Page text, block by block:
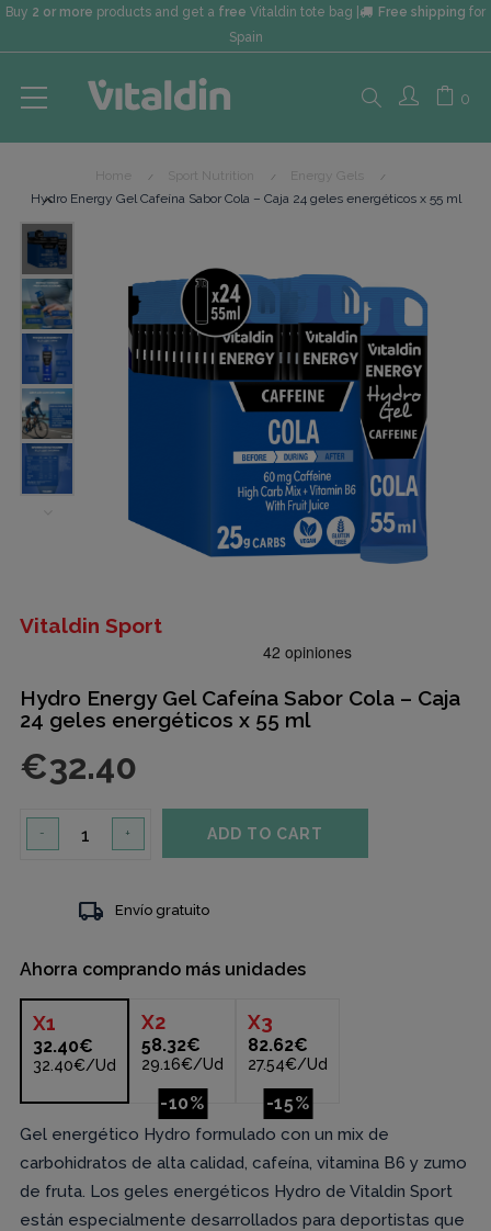
Buy 2 or more products and get a free Vitaldin tote bag | Free shipping for
Spain
Search
here...
0
Sport Nutrition
Energy Gels
Hydro Energy Gel Cafeína Sabor Cola – Caja 24 geles energéticos x 55 ml
Vitaldin Sport
Hydro Energy Gel Cafeína Sabor Cola – Caja
24 geles energéticos x 55 ml
€32.40
- + ADD TO CART
local_shipping Envío gratuito
Ahorra comprando más unidades
X1
32.40€
32.40€/Ud
X2
58.32€
29.16€/Ud
-10%
X3
82.62€
27.54€/Ud
-15%
Gel energético Hydro formulado con un mix de
carbohidratos de alta calidad, cafeína, vitamina B6 y zumo
de fruta. Los geles energéticos Hydro de Vitaldin Sport
están especialmente desarrollados para deportistas que